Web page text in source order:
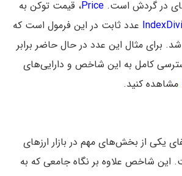
در گردش است. Price، قیمت توکن به
عدد ثابت در این فرمول است که
برای مثال این عدد در حال حاضر برابر
است. دسترسی کامل به این شاخص و دارایی‌های
مشاهده کنید.
حوزه دیفای یکی از بخش‌های مهم در بازار ارزهای
این شاخص علاوه بر نگاه جامعی که به